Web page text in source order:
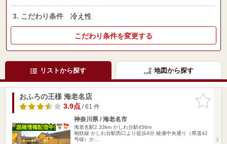
3. こだわり条件 冷え性
こだわり条件を変更する
リストから探す 地図から探す
お気に入
りに追加
おふろの王様 海老名店
3.9点/ 61 件
神奈川県 / 海老名市
海老名駅2.33km かしわ台駅456m
相鉄線 かしわ台駅西口より徒歩4分 綾瀬中央通り（県道42
号線）か…